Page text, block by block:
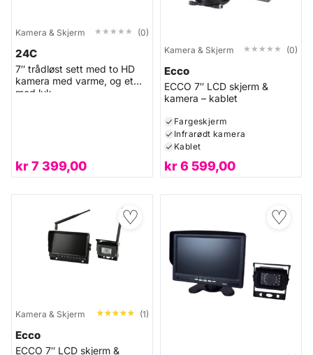
Kamera & Skjerm ★★★★★
★★★★★ (0)
24C
7″ trådløst sett med to HD
kamera med varme, og et
med luk
kr7 399,00
Kamera & Skjerm ★★★★★
★★★★★ (0)
Ecco
ECCO 7″ LCD skjerm &
kamera – kablet
Fargeskjerm
Infrarødt kamera
Kablet
kr6 599,00
♡
Kamera & Skjerm ★★★★★
★★★★★ (1)
Ecco
ECCO 7″ LCD skjerm &
♡